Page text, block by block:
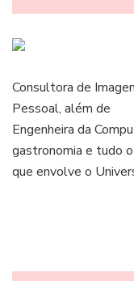
Consultora de
Pessoal, além de
Engenheira da
gastronomia e tudo o
que envolve o